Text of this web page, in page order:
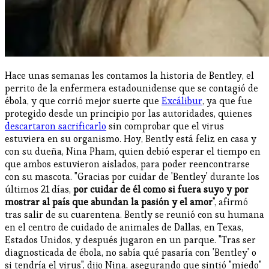
Hace unas semanas les contamos la historia de Bentley, el
perrito de la enfermera estadounidense que se contagió de
ébola, y que corrió mejor suerte que Excálibur, ya que fue
protegido desde un principio por las autoridades, quienes
descartaron sacrificarlo sin comprobar que el virus
estuviera en su organismo. Hoy, Bently está feliz en casa y
con su dueña, Nina Pham, quien debió esperar el tiempo en
que ambos estuvieron aislados, para poder reencontrarse
con su mascota. "Gracias por cuidar de 'Bentley' durante los
últimos 21 días, por cuidar de él como si fuera suyo y por
mostrar al país que abundan la pasión y el amor", afirmó
tras salir de su cuarentena. Bently se reunió con su humana
en el centro de cuidado de animales de Dallas, en Texas,
Estados Unidos, y después jugaron en un parque. "Tras ser
diagnosticada de ébola, no sabía qué pasaría con 'Bentley' o
si tendría el virus", dijo Nina, asegurando que sintió "miedo"